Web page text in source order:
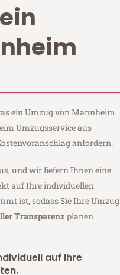
ein Umzug von Mannheim
Umzugsservice aus
anfordern.
und wir liefern Ihnen eine
auf Ihre individuellen
ist, sodass Sie Ihre Umzug
Transparenz planen
auf Ihre